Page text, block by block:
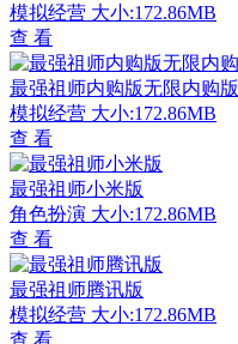
模拟经营 大小:172.86MB
查 看
最强祖师内购版无限内购版
模拟经营 大小:172.86MB
查 看
最强祖师小米版
角色扮演 大小:172.86MB
查 看
最强祖师腾讯版
模拟经营 大小:172.86MB
查 看